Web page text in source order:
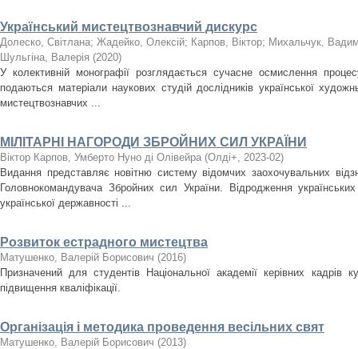
Український мистецтвознавчий дискурс
Долеско, Світлана; Жадейко, Олексій; Карпов, Віктор; Михальчук,
Шульгіна, Валерія (2020)
У колективній монографії розглядається сучасне осмислення
подаються матеріали наукових студій дослідників української
мистецтвознавчих ...
МІЛІТАРНІ НАГОРОДИ ЗБРОЙНИХ СИЛ УКРАЇНИ
Віктор Карпов, Умберто Нуно ді Олівейра (Олді+, 2023-02)
Видання представляє новітню систему відомчих заохочувальних
Головнокомандувача Збройних сил України. Відродження українських
української державності ...
Розвиток естрадного мистецтва
Матушенко, Валерій Борисович (2016)
Призначений для студентів Національної академії керівних кадрів
підвищення кваліфікації.
Організація і методика проведення весільних свят
Матушенко, Валерій Борисович (2013)